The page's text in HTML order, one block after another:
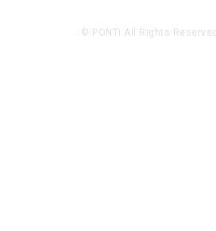
© PONTI All Rights Reserved.